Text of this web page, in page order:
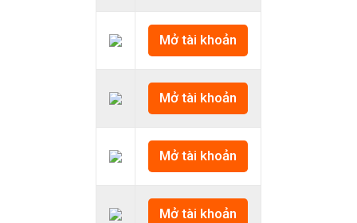
Mở tài khoản
Mở tài khoản
Mở tài khoản
Mở tài khoản